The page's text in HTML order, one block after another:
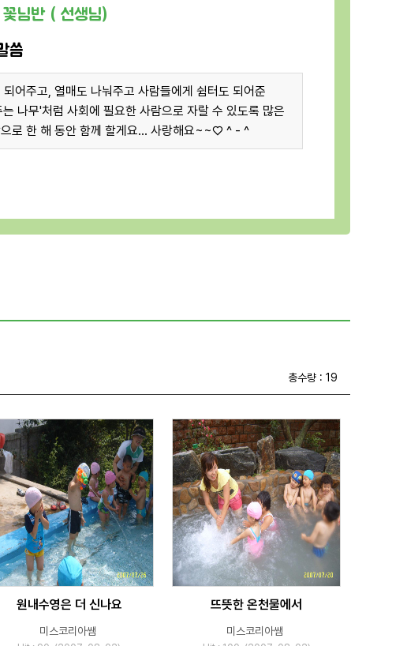
꽃님반 ( 선생님)
씀
되어주고, 열매도 나눠주고 사람들에게 쉼터도 되어준
나무'처럼 사회에 필요한 사람으로 자랄 수 있도록 많은
으로 한 해 동안 함께 할게요... 사랑해요~~♡ ^ - ^
총수량 : 19
원내수영은 더 신나요
미스코리아쌤
뜨뜻한 온천물에서
미스코리아쌤